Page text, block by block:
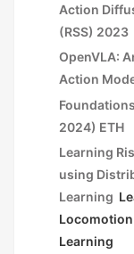
Action
(RSS) 2023
OpenVLA:
Action
2024) ETH
Learning
using
Learning
Learning